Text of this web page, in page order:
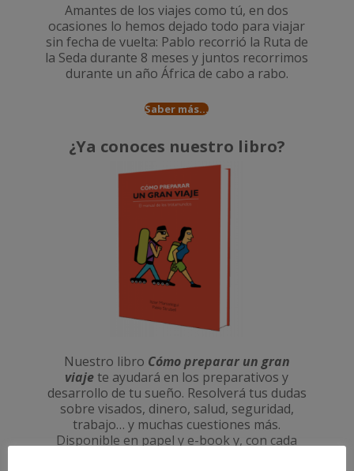
Amantes de los viajes como tú, en dos
ocasiones lo hemos dejado todo para viajar
sin fecha de vuelta: Pablo recorrió la Ruta de
la Seda durante 8 meses y juntos recorrimos
durante un año África de cabo a rabo.
Saber más...
¿Ya conoces nuestro libro?
Nuestro libro Cómo preparar un gran
viajete ayudará en los preparativos y
desarrollo de tu sueño. Resolverá tus dudas
sobre visados, dinero, salud, seguridad,
trabajo… y muchas cuestiones más.
Disponible en papel y e-book y, con cada